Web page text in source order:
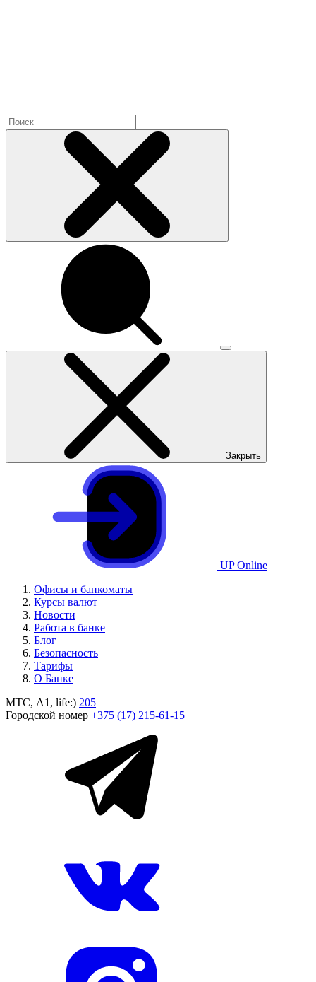
Закрыть
UP Online
Офисы и банкоматы
Курсы валют
Новости
Работа в банке
Блог
Безопасность
Тарифы
О Банке
МТС, A1, life:) 205
Городской номер +375 (17) 215-61-15